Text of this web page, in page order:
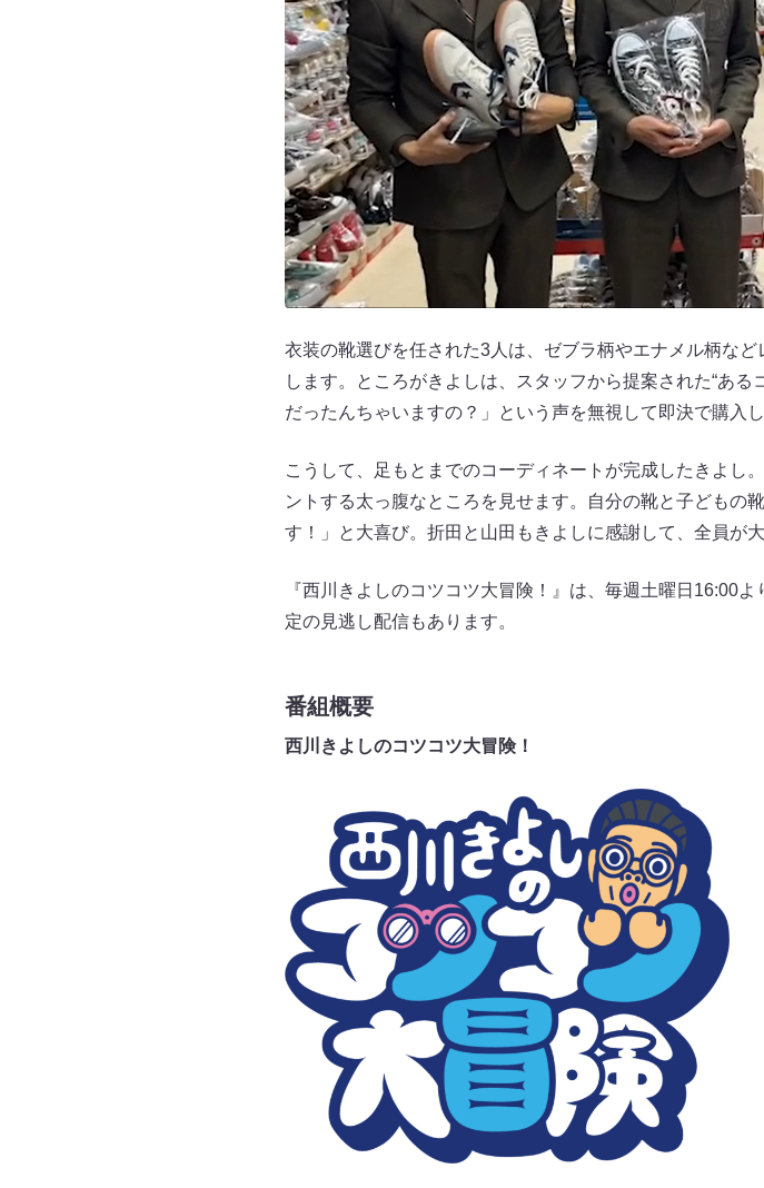
衣装の靴選びを任された3人は、ゼブラ柄やエナメル柄な
します。ところがきよしは、スタッフから提案された“あ
だったんちゃいますの？」という声を無視して即決で購入
こうして、足もとまでのコーディネートが完成したきよし
ントする太っ腹なところを見せます。自分の靴と子どもの
す！」と大喜び。折田と山田もきよしに感謝して、全員が
『西川きよしのコツコツ大冒険！』は、毎週土曜日16:00
定の見逃し配信もあります。
番組概要
西川きよしのコツコツ大冒険！